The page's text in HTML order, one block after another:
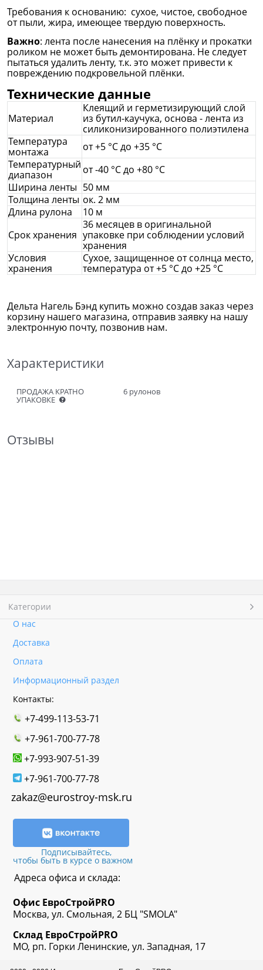
Требования к основанию: сухое, чистое, свободное
от пыли, жира, имеющее твердую поверхность.
Важно: лента после нанесения на плёнку и прокатки
роликом не может быть демонтирована. Не следует
пытаться удалить ленту, т.к. это может привести к
повреждению подкровельной плёнки.
Технические данные
Материал
Клеящий и герметизирующий слой
из бутил-каучука, основа - лента из
силиконизированного полиэтилена
Температура
монтажа
от +5 °C до +35 °C
Температурный
диапазон
от -40 °C до +80 °C
Ширина ленты 50 мм
Толщина ленты ок. 2 мм
Длина рулона
10 м
Срок хранения
36 месяцев в оригинальной
упаковке при соблюдении условий
хранения
Условия
хранения
Сухое, защищенное от солнца место,
температура от +5 °С до +25 °C
Дельта Нагель Бэнд купить можно создав заказ через
корзину нашего магазина, отправив заявку на нашу
электронную почту, позвонив нам.
Характеристики
ПРОДАЖА КРАТНО
УПАКОВКЕ
6 рулонов
Отзывы
Категории
О нас
Доставка
Оплата
Информационный раздел
Контакты:
+7-499-113-53-71
+7-961-700-77-78
+7-993-907-51-39
+7-961-700-77-78
zakaz@eurostroy-msk.ru
Подписывайтесь,
чтобы быть в курсе о важном
Адреса офиса и склада:
Офис ЕвроСтройPRO
Москва, ул. Смольная, 2 БЦ "SMOLA"
Склад ЕвроСтройPRO
МО, рп. Горки Ленинские, ул. Западная, 17